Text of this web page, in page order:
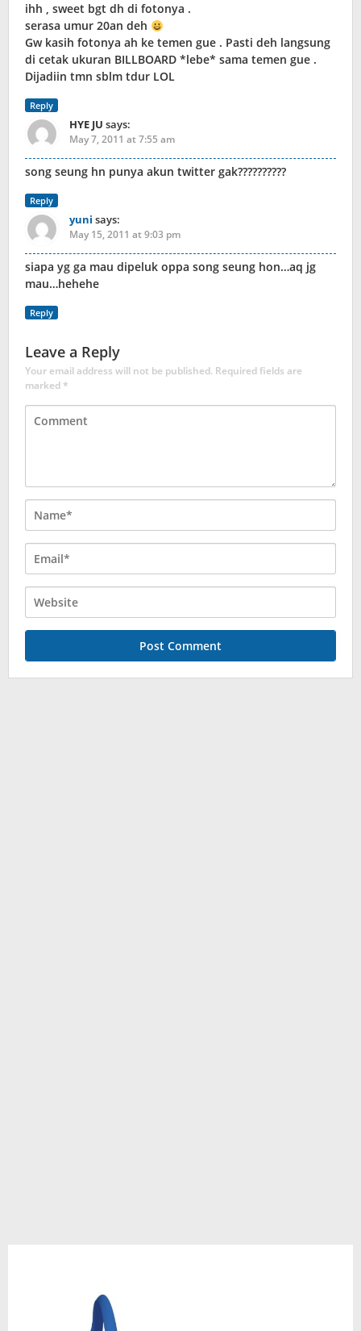
ihh , sweet bgt dh di fotonya .
serasa umur 20an deh
Gw kasih fotonya ah ke temen gue . Pasti deh langsung
di cetak ukuran BILLBOARD *lebe* sama temen gue .
Dijadiin tmn sblm tdur LOL
Reply
HYE JU says:
May 7, 2011 at 7:55 am
song seung hn punya akun twitter gak??????????
Reply
yuni says:
May 15, 2011 at 9:03 pm
siapa yg ga mau dipeluk oppa song seung hon…aq jg
mau…hehehe
Reply
Leave a Reply
Your email address will not be published. Required fields are
marked*